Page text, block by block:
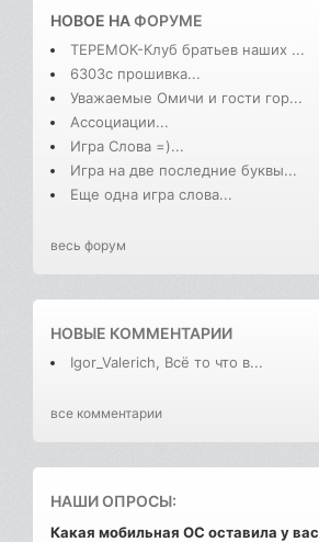
НОВОЕ НАФОРУМЕ
ТЕРЕМОК-Клуб братьев наших ...
6303с прошивка...
Уважаемые Омичи и гости гор...
Ассоциации...
Игра Слова =)...
Игра на две последние буквы...
Еще одна игра слова...
весь форум
НОВЫЕ КОММЕНТАРИИ
Igor_Valerich, Всё то что в...
все комментарии
НАШИ ОПРОСЫ:
Какая мобильная ОС оставила у вас